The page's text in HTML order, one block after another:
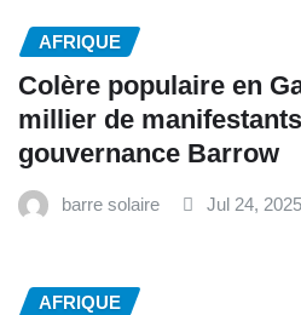
AFRIQUE
Colère populaire en
millier de
gouvernance Barrow
barre solaire Jul 24, 2025
AFRIQUE